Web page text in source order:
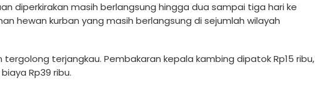
diperkirakan masih berlangsung hingga dua sampai tiga hari ke
hewan kurban yang masih berlangsung di sejumlah wilayah
terjangkau. Pembakaran kepala kambing dipatok Rp15 ribu,
Rp39 ribu.